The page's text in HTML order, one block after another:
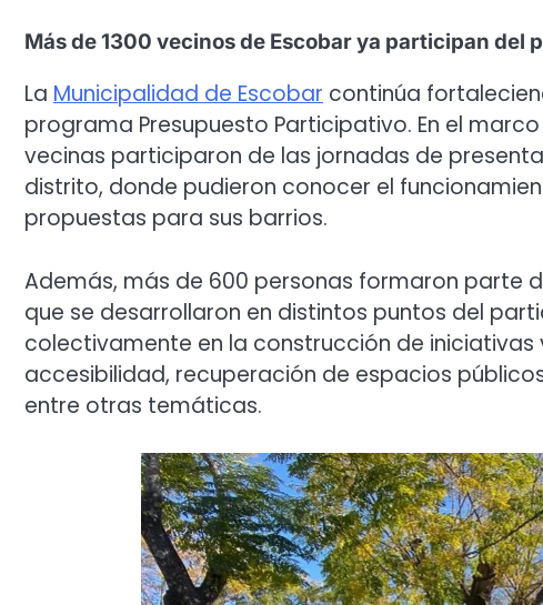
Más de 1300 vecinos de Escobar ya participan
La Municipalidad de Escobar continúa
programa Presupuesto Participativo. En el
vecinas participaron de las jornadas de
distrito, donde pudieron conocer el
propuestas para sus barrios.
Además, más de 600 personas formaron parte
que se desarrollaron en distintos puntos del
colectivamente en la construcción de iniciativas
accesibilidad, recuperación de espacios
entre otras temáticas.